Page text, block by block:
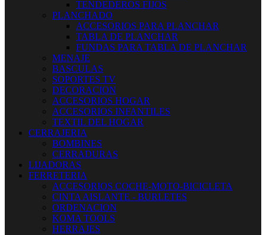
TENDEDEROS FIJOS
PLANCHADO
ACCESORIOS PARA PLANCHAR
TABLA DE PLANCHAR
FUNDAS PARA TABLA DE PLANCHAR
MENAJE
BASCULAS
SOPORTES TV
DECORACION
ACCESORIOS HOGAR
ACCESORIOS INFANTILES
TEXTIL DEL HOGAR
CERRAJERIA
BOMBINES
CERRADURAS
LIJADORAS
FERRETERIA
ACCESORIOS COCHE-MOTO-BICICLETA
CINTA AISLANTE - BURLETES
ORDENACION
KOMA TOOLS
HERRAJES